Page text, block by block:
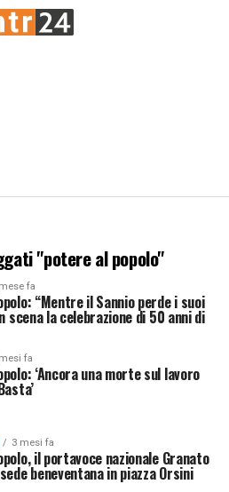
"potere al popolo"
fa
“Mentre il Sannio perde i suoi
scena la celebrazione di 50 anni di
fa
‘Ancora una morte sul lavoro
3 mesi fa
il portavoce nazionale Granato
beneventana in piazza Orsini